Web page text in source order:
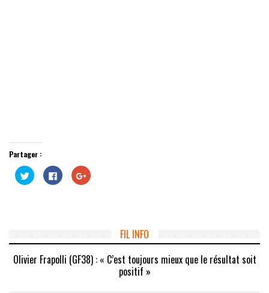
Partager :
Cliquez
pour
partager
fenêtre)
Cliquez
pour
partager
fenêtre)
Cliquez
pour
nouvelle
fenêtre)
FIL INFO
Olivier Frapolli (GF38) : « C’est toujours mieux que le résultat soit
positif »